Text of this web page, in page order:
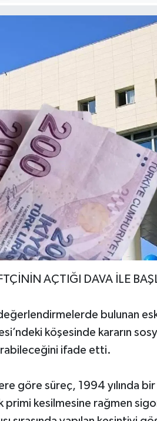
AÇTIĞI DAVA İLE
bulunan
köşesinde kararın
ifade etti.
göre süreç, 1994 yılında
primi kesilmesine rağmen